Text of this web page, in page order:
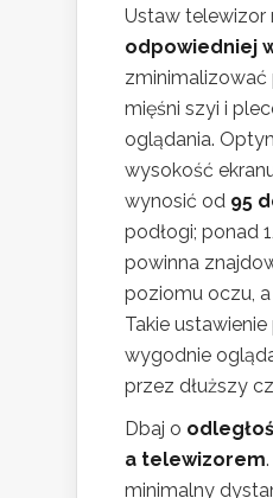
Ustaw telewizor
odpowiedniej
zminimalizować
mięśni szyi i
oglądania.
wysokość
wynosić od 95
podłogi; ponad
powinna
poziomu oczu,
Takie
wygodnie
przez dłuższy
Dbaj o
a telewizorem
minimalny